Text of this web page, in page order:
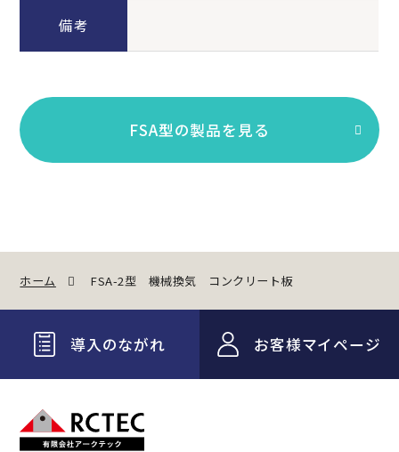
備考
FSA型の製品を見る
ホーム FSA-2型 機械換気 コンクリート板
導入のながれ お客様マイページ